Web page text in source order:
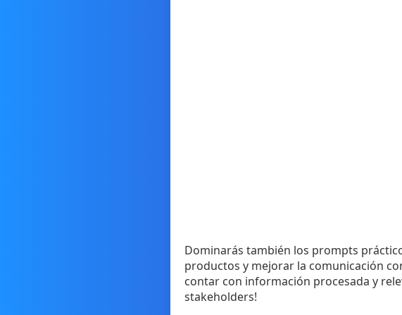
Dominarás también los prompts
productos y mejorar la comunicación
contar con información procesada y
stakeholders!